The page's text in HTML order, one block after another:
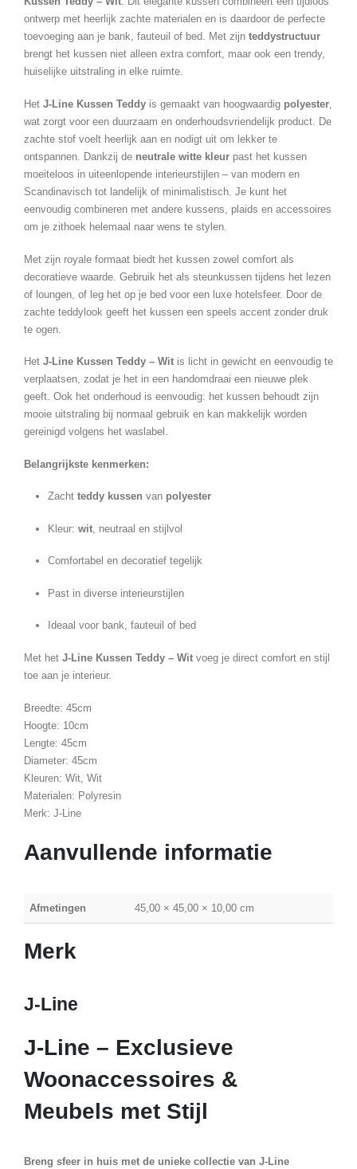
ontwerp met heerlijk zachte materialen en is daardoor de perfecte
toevoeging aan je bank, fauteuil of bed. Met zijn teddystructuur
brengt het kussen niet alleen extra comfort, maar ook een trendy,
huiselijke uitstraling in elke ruimte.
Het J-Line Kussen Teddy is gemaakt van hoogwaardig polyester
wat zorgt voor een duurzaam en onderhoudsvriendelijk product. De
zachte stof voelt heerlijk aan en nodigt uit om lekker te
ontspannen. Dankzij de neutrale witte kleur past het kussen
moeiteloos in uiteenlopende interieurstijlen – van modern en
Scandinavisch tot landelijk of minimalistisch. Je kunt het
eenvoudig combineren met andere kussens, plaids en accessoires
om je zithoek helemaal naar wens te stylen.
Met zijn royale formaat biedt het kussen zowel comfort als
decoratieve waarde. Gebruik het als steunkussen tijdens het lezen
of loungen, of leg het op je bed voor een luxe hotelsfeer. Door de
zachte teddylook geeft het kussen een speels accent zonder druk
te ogen.
Het J-Line Kussen Teddy – Wit is licht in gewicht en eenvoudig te
verplaatsen, zodat je het in een handomdraai een nieuwe plek
geeft. Ook het onderhoud is eenvoudig: het kussen behoudt zijn
mooie uitstraling bij normaal gebruik en kan makkelijk worden
gereinigd volgens het waslabel.
Belangrijkste kenmerken:
Zacht teddy kussen van polyester
Kleur: wit, neutraal en stijlvol
Comfortabel en decoratief tegelijk
Past in diverse interieurstijlen
Ideaal voor bank, fauteuil of bed
Met het J-Line Kussen Teddy – Wit voeg je direct comfort en stijl
toe aan je interieur.
Breedte: 45cm
Hoogte: 10cm
Lengte: 45cm
Diameter: 45cm
Kleuren: Wit, Wit
Materialen: Polyresin
Merk: J-Line
Aanvullende informatie
Afmetingen 45,00 × 45,00 × 10,00 cm
Merk
J-Line
J-Line – Exclusieve
Woonaccessoires &
Meubels met Stijl
Breng sfeer in huis met de unieke collectie van J-Line